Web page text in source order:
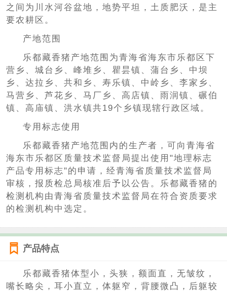
之间为川水河谷盆地，地势平坦，土质肥沃，是主
要农耕区。
产地范围
乐都藏香猪产地范围为青海省海东市乐都区下
营乡、城台乡、峰堆乡、瞿昙镇、蒲台乡、中坝
乡、达拉乡、共和乡、寿乐镇、中岭乡、李家乡、
马营乡、芦花乡、马厂乡、高店镇、雨润镇、碾伯
镇、高庙镇、洪水镇共19个乡镇现辖行政区域。
专用标志使用
乐都藏香猪产地范围内的生产者，可向青海省
海东市乐都区质量技术监督局提出使用"地理标志
产品专用标志"的申请，经青海省质量技术监督局
审核，报质检总局核准后予以公告。乐都藏香猪的
检测机构由青海省质量技术监督局在符合资质要求
的检测机构中选定。
产品特点
乐都藏香猪体型小，头狭，额面直，无皱纹，
嘴长略尖，耳小直立，体躯窄，背腰微凸，后躯较